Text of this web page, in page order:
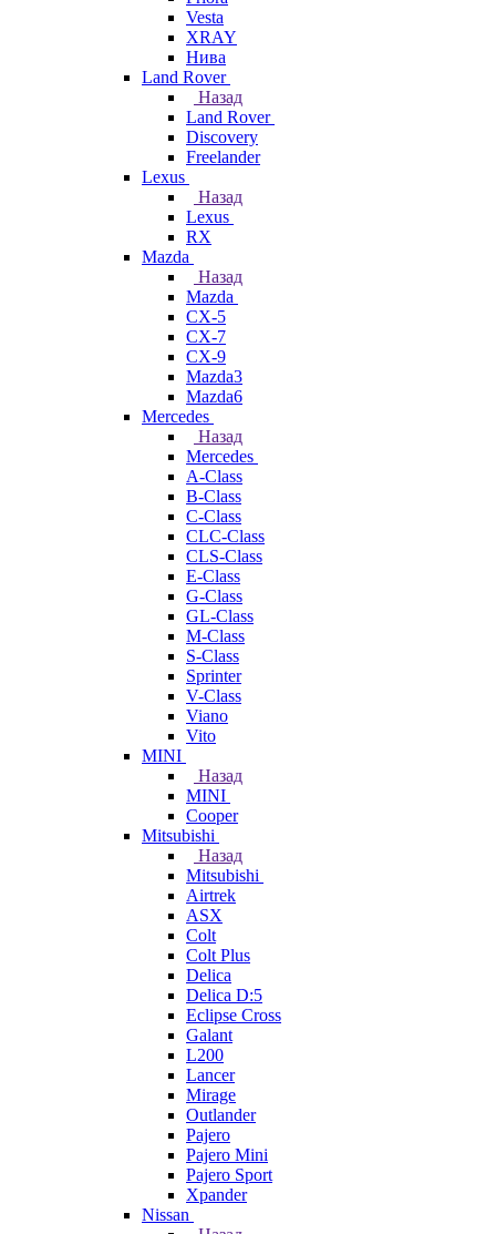
Vesta
XRAY
Нива
Land Rover
Назад
Land Rover
Discovery
Freelander
Lexus
Назад
Lexus
RX
Mazda
Назад
Mazda
CX-5
CX-7
CX-9
Mazda3
Mazda6
Mercedes
Назад
Mercedes
A-Class
B-Class
C-Class
CLC-Class
CLS-Class
E-Class
G-Class
GL-Class
M-Class
S-Class
Sprinter
V-Class
Viano
Vito
MINI
Назад
MINI
Cooper
Mitsubishi
Назад
Mitsubishi
Airtrek
ASX
Colt
Colt Plus
Delica
Delica D:5
Eclipse Cross
Galant
L200
Lancer
Mirage
Outlander
Pajero
Pajero Mini
Pajero Sport
Xpander
Nissan